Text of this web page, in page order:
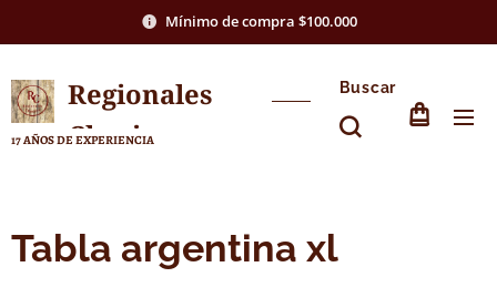
Mínimo de compra $100.000
Regionales
Chasico
17 AÑOS DE EXPERIENCIA
Buscar
Tabla argentina xl